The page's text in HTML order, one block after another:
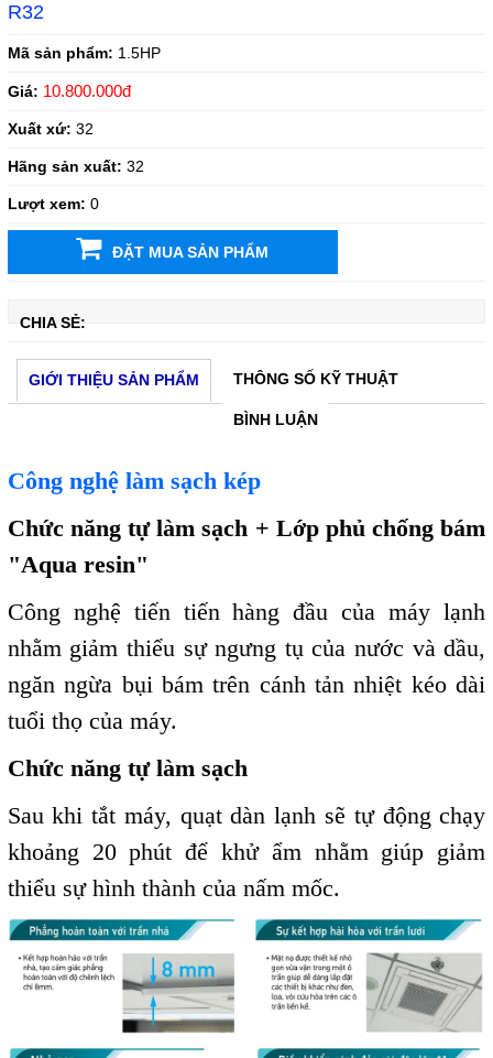
R32
Mã sản phẩm: 1.5HP
Giá: 10.800.000đ
Xuất xứ: 32
Hãng sản xuất: 32
Lượt xem: 0
ĐẶT MUA SẢN PHẨM
CHIA SẺ:
GIỚI THIỆU SẢN PHẨM THÔNG SỐ KỸ THUẬT
BÌNH LUẬN
Công nghệ làm sạch kép
Chức năng tự làm sạch + Lớp phủ chống bám
"Aqua resin"
Công nghệ tiến tiến hàng đầu của máy lạnh
nhằm giảm thiểu sự ngưng tụ của nước và dầu,
ngăn ngừa bụi bám trên cánh tản nhiệt kéo dài
tuổi thọ của máy.
Chức năng tự làm sạch
Sau khi tắt máy, quạt dàn lạnh sẽ tự động chạy
khoảng 20 phút để khử ẩm nhằm giúp giảm
thiểu sự hình thành của nấm mốc.